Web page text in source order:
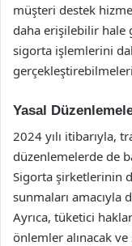
müşteri destek
daha erişilebilir hale
sigorta işlemlerini
Yasal
2024 yılı itibarıyla,
düzenlemelerde de
Sigorta şirketlerinin
sunmaları amacıyla
Ayrıca, tüketici
önlemler alınacak ve